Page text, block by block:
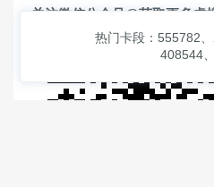
关注微信公众号@获取更多虚
热门卡段：555782
408544